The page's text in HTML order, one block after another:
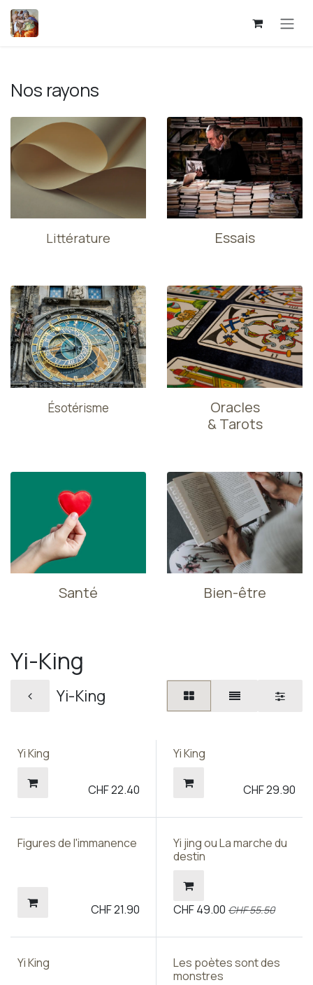
Se rendre au contenu
Nos rayons
Littérature Essais
Ésotérisme
Oracles
& Tarots
Santé Bien-être
Yi-King
Yi-King
Yi King
CHF22.40
Yi King
CHF29.90
Figures de l'immanence
CHF21.90
Prix sympa !
Yi jing ou La marche du
destin
CHF49.00 CHF55.50
Yi King
Les poètes sont des
monstres